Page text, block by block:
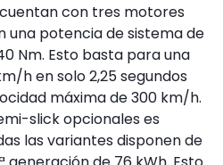
con tres motores
una potencia de sistema de
Nm. Esto basta para una
h en solo 2,25 segundos
máxima de 300 km/h.
slick opcionales es
las variantes disponen de